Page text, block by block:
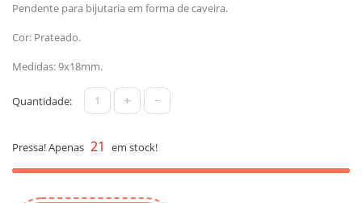
Pendente para bijutaria em forma de caveira.
Cor: Prateado.
Medidas: 9x18mm.
Quantidade: + -
Pressa! Apenas 21 em stock!